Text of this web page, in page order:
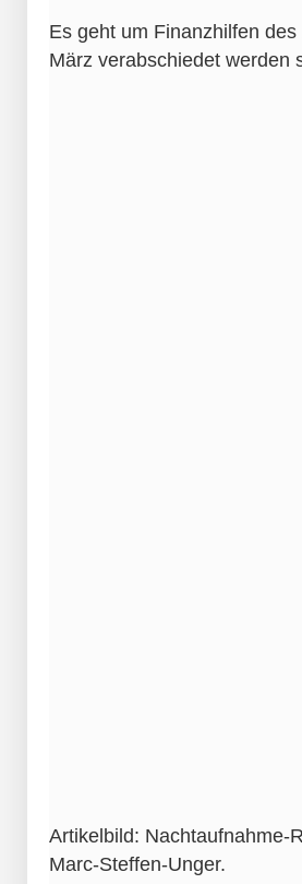
Es geht um Finanzhilfen
März verabschiedet werden
Artikelbild: Nachtaufnahme-
Marc-Steffen-Unger.